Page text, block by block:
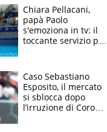
Chiara Pellacani,
papà Paolo
s'emoziona in tv: il
toccante servizio per
Caso Sebastiano
Esposito, il mercato
si sblocca dopo
l’irruzione di Corona